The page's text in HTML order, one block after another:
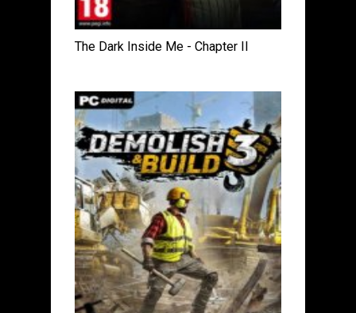
The Dark Inside Me - Chapter II